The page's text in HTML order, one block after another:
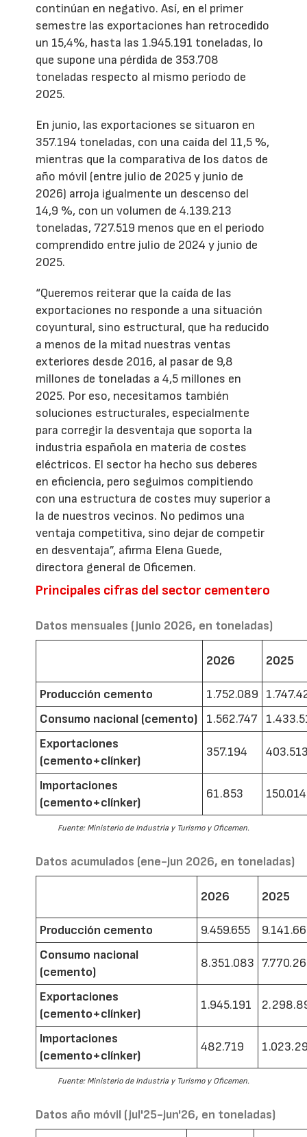
continúan en negativo. Así, en el primer
semestre las exportaciones han retrocedido
un 15,4%, hasta las 1.945.191 toneladas, lo
que supone una pérdida de 353.708
toneladas respecto al mismo período de
2025.
En junio, las exportaciones se situaron en
357.194 toneladas, con una caída del 11,5 %,
mientras que la comparativa de los datos de
año móvil (entre julio de 2025 y junio de
2026) arroja igualmente un descenso del
14,9 %, con un volumen de 4.139.213
toneladas, 727.519 menos que en el periodo
comprendido entre julio de 2024 y junio de
2025.
“Queremos reiterar que la caída de las
exportaciones no responde a una situación
coyuntural, sino estructural, que ha reducido
a menos de la mitad nuestras ventas
exteriores desde 2016, al pasar de 9,8
millones de toneladas a 4,5 millones en
2025. Por eso, necesitamos también
soluciones estructurales, especialmente
para corregir la desventaja que soporta la
industria española en materia de costes
eléctricos. El sector ha hecho sus deberes
en eficiencia, pero seguimos compitiendo
con una estructura de costes muy superior a
la de nuestros vecinos. No pedimos una
ventaja competitiva, sino dejar de competir
en desventaja”, afirma Elena Guede,
directora general de Oficemen.
Principales cifras del sector cementero
Datos mensuales (junio 2026, en toneladas)
2026 2025
Producción cemento 1.752.089
Consumo nacional (cemento)
1.562.747
Exportaciones
(cemento+clínker)
357.194
Importaciones
(cemento+clínker)
61.853 150.014
Fuente: Ministerio de Industria y Turismo y Oficemen.
Datos acumulados (ene-jun 2026, en toneladas)
2026 2025
Producción cemento 9.459.655
Consumo nacional
(cemento)
8.351.083
Exportaciones
(cemento+clínker)
1.945.191
Importaciones
(cemento+clínker)
482.719
Fuente: Ministerio de Industria y Turismo y Oficemen.
Datos año móvil (jul'25-jun'26, en toneladas)